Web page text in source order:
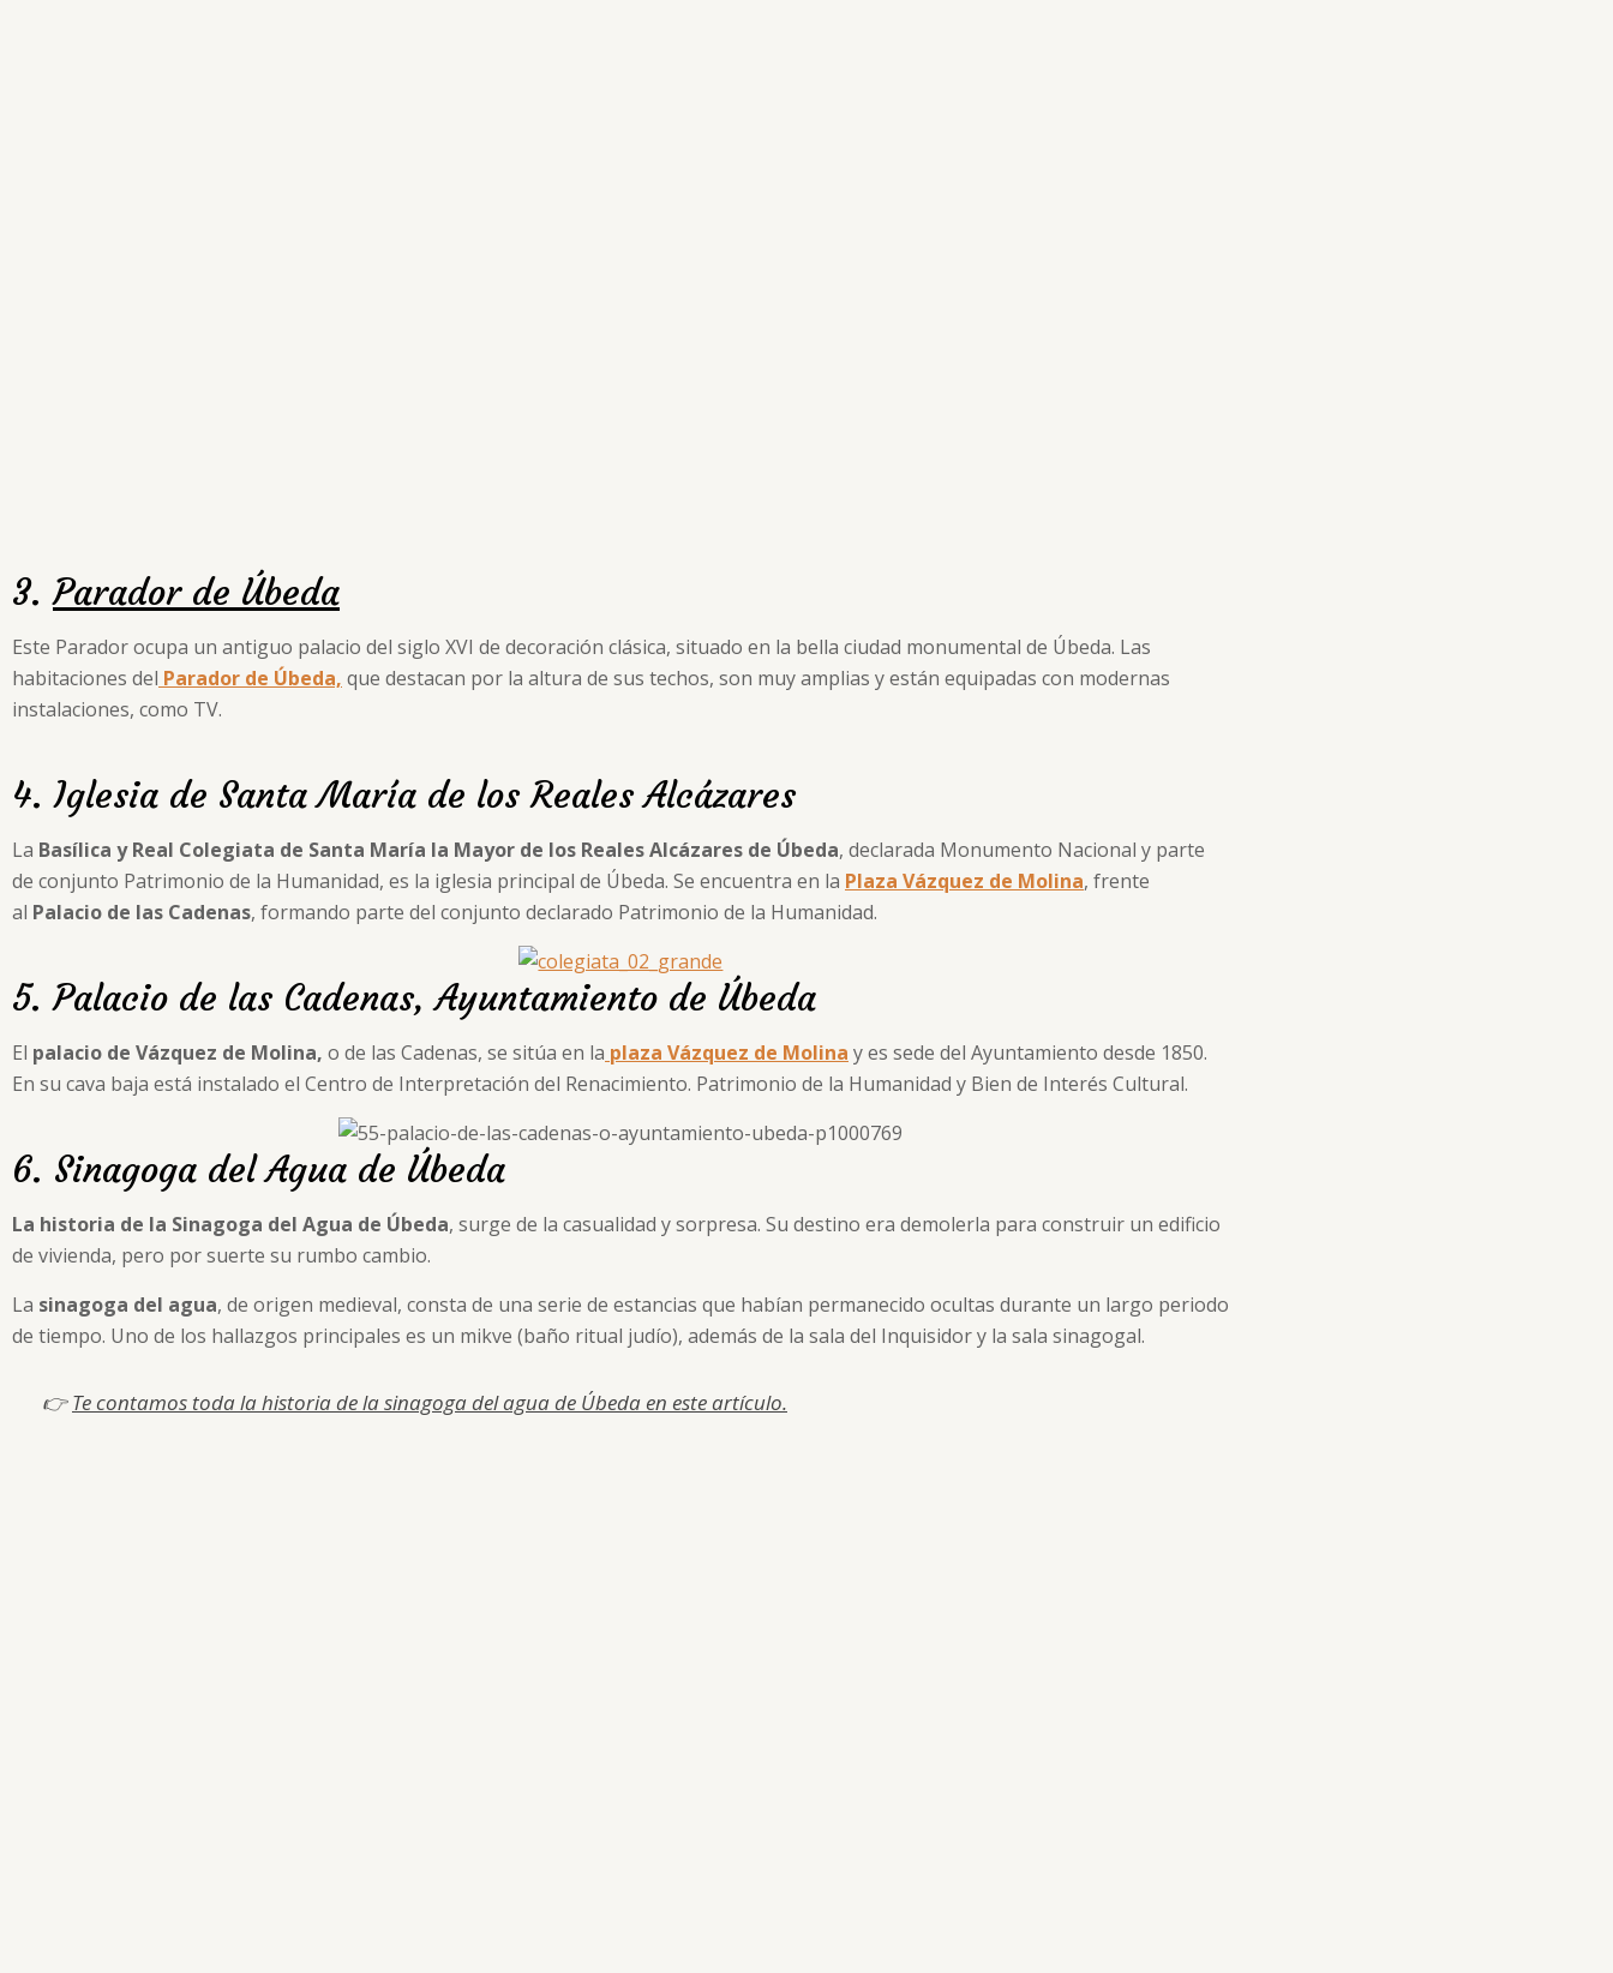
3.Parador de Úbeda
Este Parador ocupa un antiguo palacio del siglo XVI de decoración clásica, situado en la bella ciudad monumental de Úbeda. Las
habitaciones del Parador de Úbeda, que destacan por la altura de sus techos, son muy amplias y están equipadas con modernas
instalaciones, como TV.
4. Iglesia de Santa María de los Reales Alcázares
La Basílica y Real Colegiata de Santa María la Mayor de los Reales Alcázares de Úbeda, declarada Monumento Nacional y parte
de conjunto Patrimonio de la Humanidad, es la iglesia principal de Úbeda. Se encuentra en la Plaza Vázquez de Molina, frente
al Palacio de las Cadenas, formando parte del conjunto declarado Patrimonio de la Humanidad.
5. Palacio de las Cadenas, Ayuntamiento de Úbeda
El palacio de Vázquez de Molina, o de las Cadenas, se sitúa en la plaza Vázquez de Molina y es sede del Ayuntamiento desde 1850.
En su cava baja está instalado el Centro de Interpretación del Renacimiento. Patrimonio de la Humanidad y Bien de Interés Cultural.
6. Sinagoga del Agua de Úbeda
La historia de la Sinagoga del Agua de Úbeda, surge de la casualidad y sorpresa. Su destino era demolerla para construir un edificio
de vivienda, pero por suerte su rumbo cambio.
La sinagoga del agua, de origen medieval, consta de una serie de estancias que habían permanecido ocultas durante un largo periodo
de tiempo. Uno de los hallazgos principales es un mikve (baño ritual judío), además de la sala del Inquisidor y la sala sinagogal.
👉Te contamos toda la historia de la sinagoga del agua de Úbeda en este artículo.